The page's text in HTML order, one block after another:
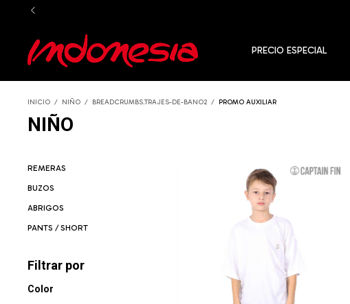
PRECIO ESPECIAL
INICIO / NIÑO / BREADCRUMBS.TRAJES-DE-BANO2 / PROMO AUXILIAR
NIÑO
REMERAS
BUZOS
ABRIGOS
PANTS / SHORT
Filtrar por
Color